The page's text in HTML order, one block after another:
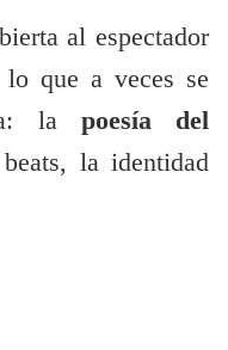
al espectador
que a veces se
lapoesía del
la identidad